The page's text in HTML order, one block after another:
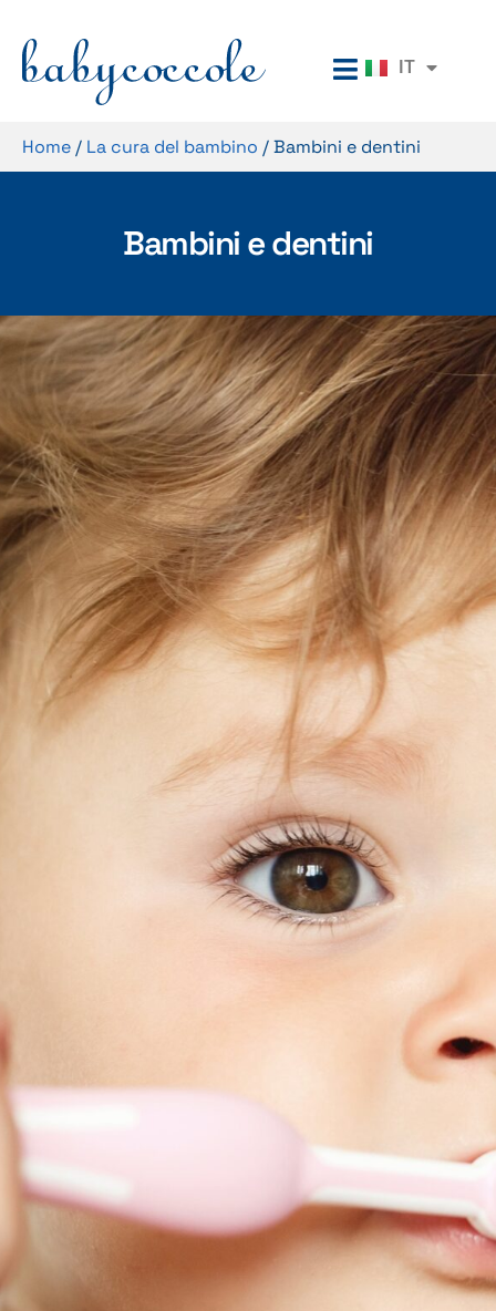
IT
RU
Home / La cura del bambino /Bambini e dentini
Bambini e dentini